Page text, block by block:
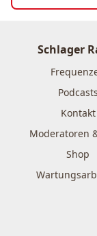
Schlager
Podcasts
Kontakt
Moderatoren
Shop